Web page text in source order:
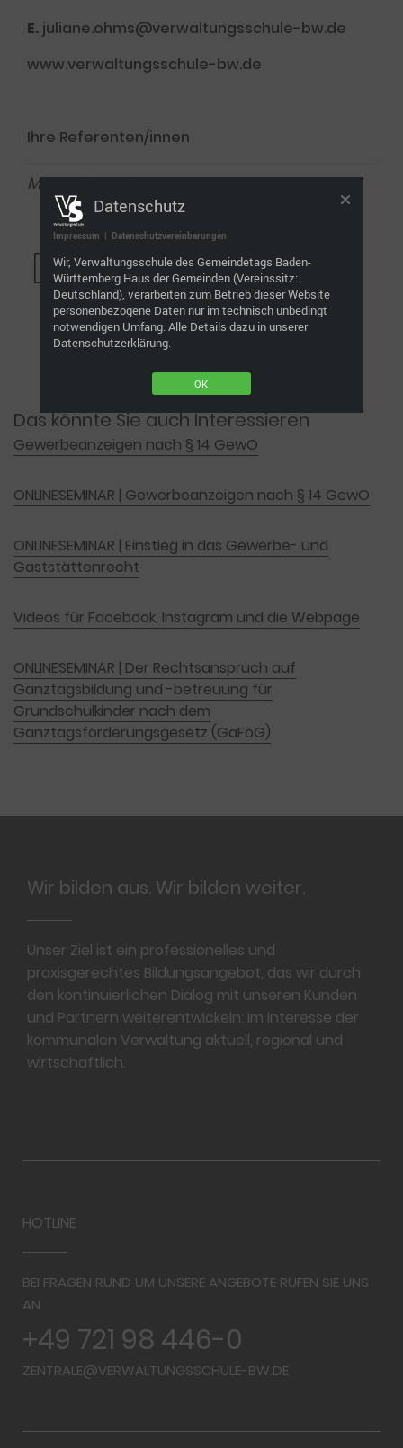
E. juliane.ohms@verwaltungsschule-bw.de
www.verwaltungsschule-bw.de
Ihre Referenten/innen
Manuel Landauer
Das könnte Sie auch Interessieren
Gewerbeanzeigen nach § 14 GewO
ONLINESEMINAR | Gewerbeanzeigen nach § 14 GewO
ONLINESEMINAR | Einstieg in das Gewerbe- und
Gaststättenrecht
Videos für Facebook, Instagram und die Webpage
ONLINESEMINAR | Der Rechtsanspruch auf
Ganztagsbildung und -betreuung für
Grundschulkinder nach dem
Ganztagsförderungsgesetz (GaFöG)
Wir bilden aus. Wir bilden weiter.
Unser Ziel ist ein professionelles und
praxisgerechtes Bildungsangebot, das wir durch
den kontinuierlichen Dialog mit unseren Kunden
und Partnern weiterentwickeln: im Interesse der
kommunalen Verwaltung aktuell, regional und
wirtschaftlich.
HOTLINE
BEI FRAGEN RUND UM UNSERE ANGEBOTE RUFEN SIE UNS
AN
+49 721 98 446-0
ZENTRALE@VERWALTUNGSSCHULE-BW.DE
Datenschutz
Impressum | Datenschutzvereinbarungen
Wir, Verwaltungsschule des Gemeindetags Baden-
Württemberg Haus der Gemeinden (Vereinssitz:
Deutschland), verarbeiten zum Betrieb dieser Website
personenbezogene Daten nur im technisch unbedingt
notwendigen Umfang. Alle Details dazu in unserer
Datenschutzerklärung.
OK